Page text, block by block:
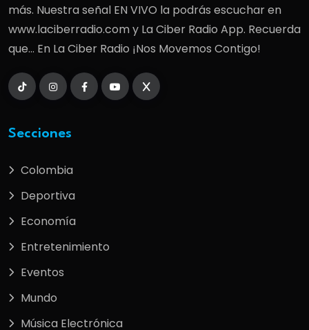
más. Nuestra señal EN VIVO la podrás escuchar en
www.laciberradio.com y La Ciber Radio App. Recuerda
que... En La Ciber Radio ¡Nos Movemos Contigo!
Secciones
Colombia
Deportiva
Economía
Entretenimiento
Eventos
Mundo
Música Electrónica